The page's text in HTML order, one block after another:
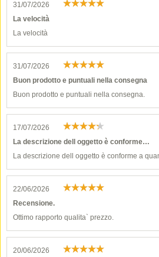
31/07/2026
La velocità
La velocità
31/07/2026
Buon prodotto e puntuali nella consegna
Buon prodotto e puntuali nella consegna.
17/07/2026
La descrizione dell oggetto è conforme…
La descrizione dell oggetto è conforme a
22/06/2026
Recensione.
Ottimo rapporto qualita` prezzo.
20/06/2026